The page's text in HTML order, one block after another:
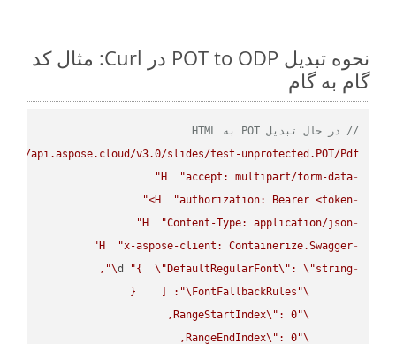
نحوه تبدیل POT to ODP در Curl: مثال کد
گام به گام
// در حال تبدیل POT به HTML
api.aspose.cloud/v3.0/slides/test-unprotected.POT/Pdf"
-
H
"accept: multipart/form-data"
-
H
"authorization: Bearer <token>"
-
H
"Content-Type: application/json"
-
H
"x-aspose-client: Containerize.Swagger"
-
d "{ \" DefaultRegularFont\" : \"string
\"
\"
FontFallbackRules
\"
\"
RangeStartIndex\"
\"
RangeEndIndex\"